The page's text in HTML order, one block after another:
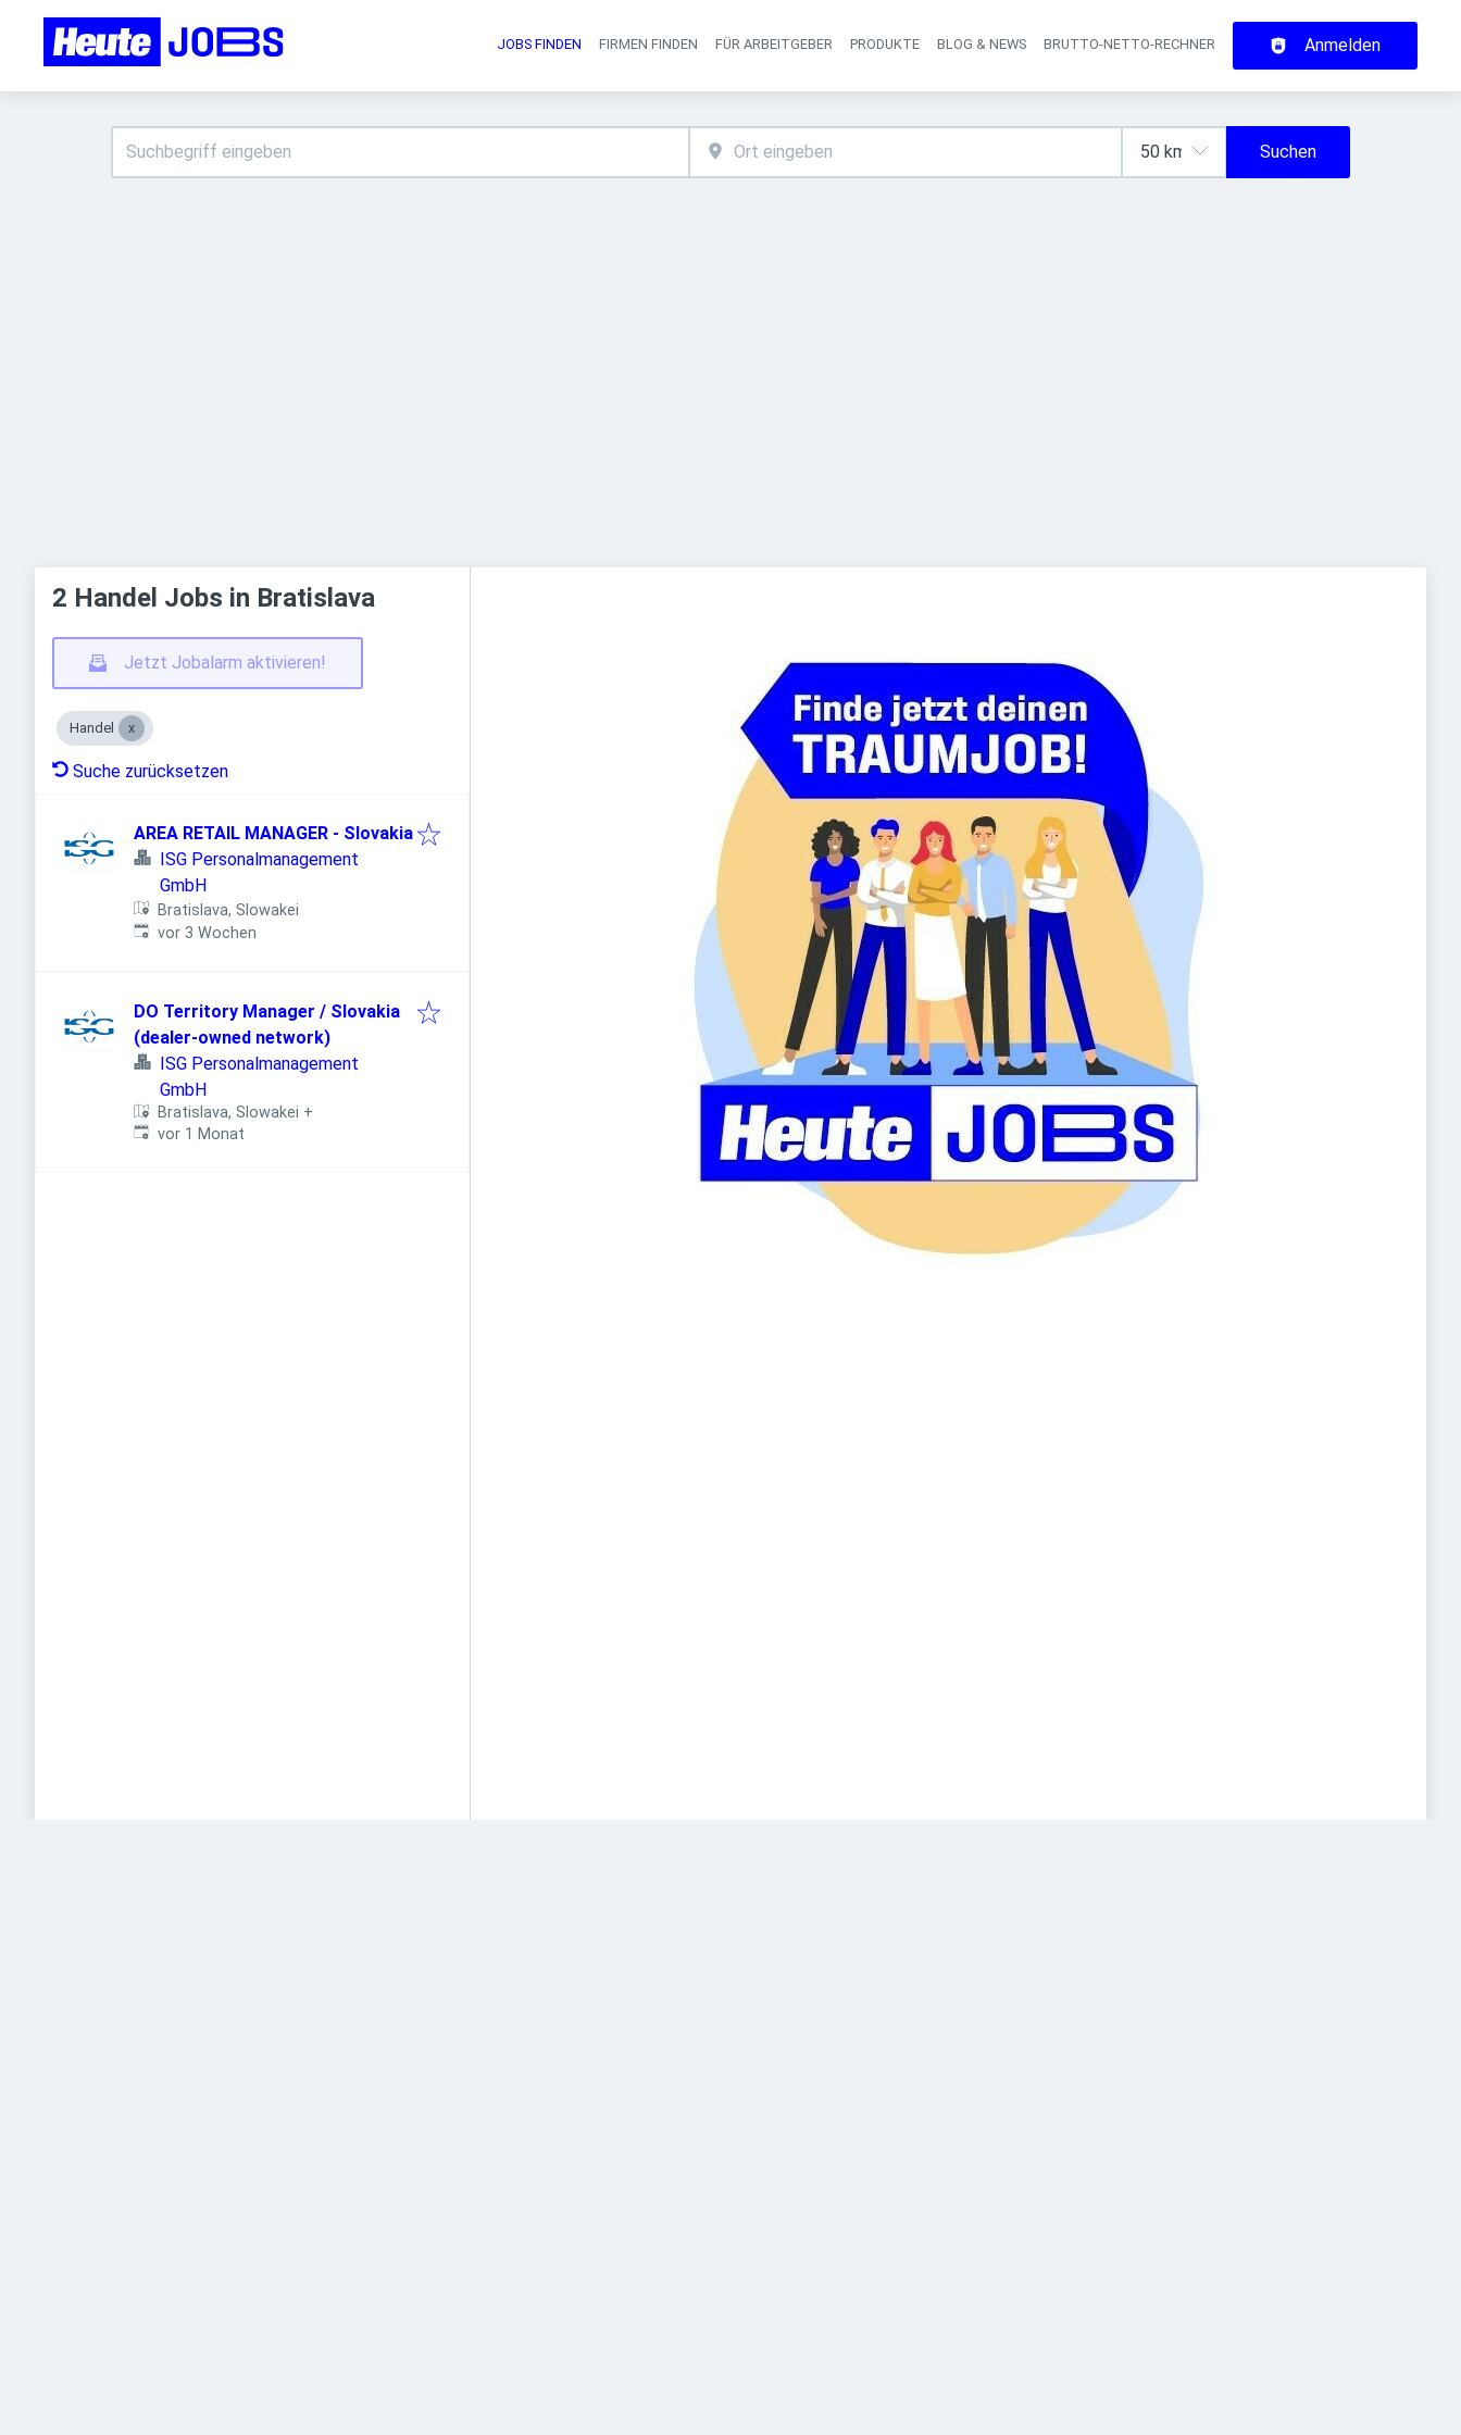
Haupt-Navigation
JOBS FINDEN FIRMEN FINDEN FÜR ARBEITGEBER PRODUKTE BLOG & NEWS BRUTTO-NETTO-RECHNER Anmelden
Suchen
2 Handel Jobs in Bratislava
Jetzt Jobalarm aktivieren!
Handel
Suche zurücksetzen
AREA RETAIL MANAGER - Slovakia
ISG Personalmanagement
GmbH
Bratislava, Slowakei
Veröffentlicht:
vor 3 Wochen
DO Territory Manager / Slovakia
(dealer-owned network)
ISG Personalmanagement
GmbH
Bratislava, Slowakei +
Veröffentlicht:
vor 1 Monat